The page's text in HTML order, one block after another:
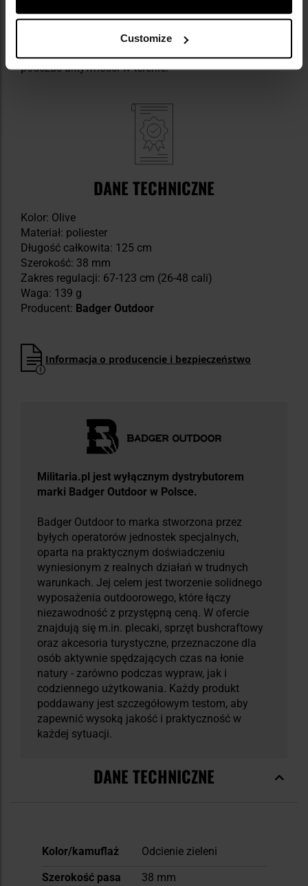
Customize
strzelectwa czy airsoftu pasek będzie stylowym i
praktycznym dodatkiem. Dobrze komponuje się z
podczas aktywności w terenie.
DANE TECHNICZNE
Kolor: Olive
Materiał: poliester
Długość całkowita: 125 cm
Szerokość: 38 mm
Zakres regulacji: 67-123 cm (26-48 cali)
Waga: 139 g
Producent: Badger Outdoor
Informacja o producencie i bezpieczeństwo
Militaria.pl jest wyłącznym dystrybutorem
marki Badger Outdoor w Polsce.
Badger Outdoor to marka stworzona przez
byłych operatorów jednostek specjalnych,
oparta na praktycznym doświadczeniu
wyniesionym z realnych działań w trudnych
warunkach. Jej celem jest tworzenie solidnego
wyposażenia outdoorowego, które łączy
niezawodność z przystępną ceną. W ofercie
znajdują się m.in. plecaki, sprzęt bushcraftowy
oraz akcesoria turystyczne, przeznaczone dla
osób aktywnie spędzających czas na łonie
natury - zarówno podczas wypraw, jak i
codziennego użytkowania. Każdy produkt
poddawany jest szczegółowym testom, aby
zapewnić wysoką jakość i praktyczność w
każdej sytuacji.
DANE TECHNICZNE
Więcej
Kolor/kamuflaż
Odcienie zieleni
Szerokość pasa
38 mm